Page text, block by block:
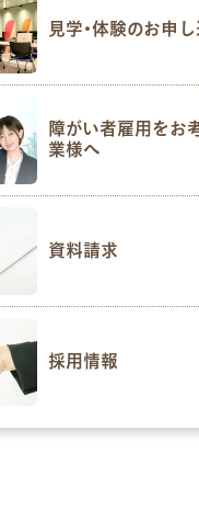
見学･体験のお申
障がい者雇用をお
業様へ
資料請求
採用情報